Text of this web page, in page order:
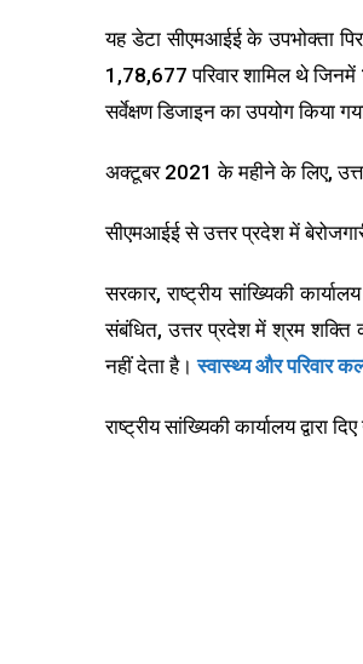
यह डेटा सीएमआईई के उपभोक्ता
1,78,677 परिवार शामिल थे
सर्वेक्षण डिजाइन का उपयोग
अक्टूबर 2021 के महीने के लिए,
सीएमआईई से उत्तर प्रदेश में
सरकार, राष्ट्रीय सांख्यिकी
संबंधित, उत्तर प्रदेश में श्रम शक्ति
नहीं देता है।स्वास्थ्य और परिवार
राष्ट्रीय सांख्यिकी कार्यालय द्वारा